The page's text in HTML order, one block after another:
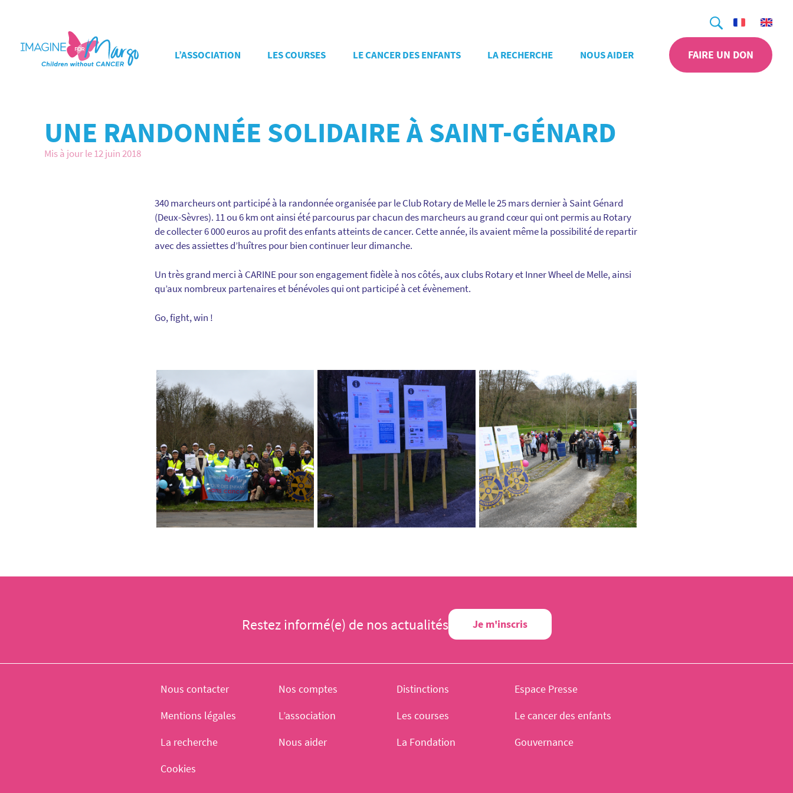
Recherche
L’ASSOCIATION LES COURSES LE CANCER DES ENFANTS LA RECHERCHE NOUS AIDER FAIRE UN DON
UNE RANDONNÉE SOLIDAIRE À SAINT-GÉNARD
Mis à jour le 12 juin 2018
340 marcheurs ont participé à la randonnée organisée par le Club Rotary de Melle le 25 mars dernier à Saint Génard
(Deux-Sèvres). 11 ou 6 km ont ainsi été parcourus par chacun des marcheurs au grand cœur qui ont permis au Rotary
de collecter 6 000 euros au profit des enfants atteints de cancer. Cette année, ils avaient même la possibilité de repartir
avec des assiettes d’huîtres pour bien continuer leur dimanche.
Un très grand merci à CARINE pour son engagement fidèle à nos côtés, aux clubs Rotary et Inner Wheel de Melle, ainsi
qu’aux nombreux partenaires et bénévoles qui ont participé à cet évènement.
Go, fight, win !
Restez informé(e) de nos actualités Je m'inscris
Nous contacter Nos comptes Distinctions
Espace Presse
Mentions légales
L’association Les courses
Le cancer des enfants
La recherche
Nous aider La Fondation
Gouvernance
Cookies